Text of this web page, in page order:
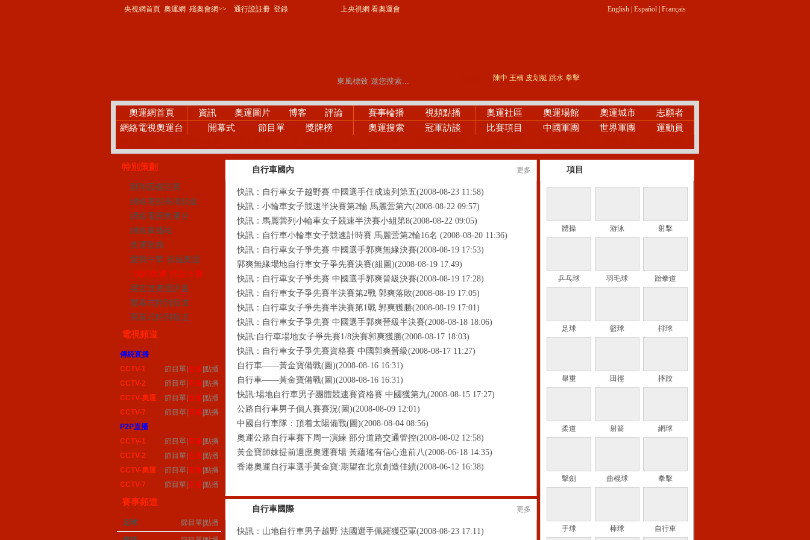
央視網首頁 奧運網 殘奧會網>> 通行證註冊 登錄 上央視網 看奧運會 English Español Français
陳中 王楠 皮划艇 跳水 拳擊
奧運網首頁 資訊 奧運圖片 博客 評論 賽事輪播 視頻點播 奧運社區 奧運場館 奧運城市
志願者
網絡電視奧運台
開幕式 節目單 獎牌榜 奧運搜索 冠軍訪談 比賽項目 中國軍團 世界軍團 運動員
特別策劃
劉翔因傷退賽
網絡電視高清頻道
網絡電視奧運台
網絡廣播站
奧運歌曲
愛我中華 祝福奧運
"我的奧運"作品大賽
梁宏達奧運評書
開幕式特別報道
閉幕式特別報道
電視頻道
傳統直播
節目單 直播 點播
CCTV-1
節目單 直播 點播
CCTV-2
節目單 直播 點播
CCTV-奧運
節目單 直播 點播
CCTV-7
P2P直播
節目單 直播 點播
CCTV-1
節目單 直播 點播
CCTV-2
節目單 直播 點播
CCTV-奧運
節目單 直播 點播
CCTV-7
賽事頻道
節目單 點播
足球
自行車國內 更多
快訊：自行車女子越野賽 中國選手任成遠列第五(2008-08-23 11:58)
快訊：小輪車女子競速半決賽第2輪 馬麗蕓第六(2008-08-22 09:57)
快訊：馬麗蕓列小輪車女子競速半決賽小組第8(2008-08-22 09:05)
快訊：自行車小輪車女子競速計時賽 馬麗蕓第2輪16名 (2008-08-20 11:36)
快訊：自行車女子爭先賽 中國選手郭爽無緣決賽(2008-08-19 17:53)
郭爽無緣場地自行車女子爭先賽決賽(組圖)(2008-08-19 17:49)
快訊：自行車女子爭先賽 中國選手郭爽晉級決賽(2008-08-19 17:28)
快訊：自行車女子爭先賽半決賽第2戰 郭爽落敗(2008-08-19 17:05)
快訊：自行車女子爭先賽半決賽第1戰 郭爽獲勝(2008-08-19 17:01)
快訊：自行車女子爭先賽 中國選手郭爽晉級半決賽(2008-08-18 18:06)
快訊:自行車場地女子爭先賽1/8決賽郭爽獲勝(2008-08-17 18:03)
快訊：自行車女子爭先賽資格賽 中國郭爽晉級(2008-08-17 11:27)
自行車——黃金寶備戰(圖)(2008-08-16 16:31)
自行車——黃金寶備戰(圖)(2008-08-16 16:31)
快訊:場地自行車男子團體競速賽資格賽 中國獲第九(2008-08-15 17:27)
公路自行車男子個人賽賽況(圖)(2008-08-09 12:01)
中國自行車隊：頂着太陽備戰(圖)(2008-08-04 08:56)
奧運公路自行車賽下周一演練 部分道路交通管控(2008-08-02 12:58)
黃金寶師妹提前適應奧運賽場 黃蘊瑤有信心進前八(2008-06-18 14:35)
香港奧運自行車選手黃金寶:期望在北京創造佳績(2008-06-12 16:38)
自行車國際 更多
快訊：山地自行車男子越野 法國選手佩羅獲亞軍(2008-08-23 17:11)
項目
體操 游泳 射擊
乒乓球 羽毛球 跆拳道
足球 籃球 排球
舉重 田徑 摔跤
柔道 射箭 網球
擊劍 曲棍球 拳擊
手球 棒球 自行車